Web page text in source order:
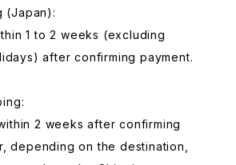
(Japan):
1 to 2 weeks (excluding
after confirming payment.
2 weeks after confirming
depending on the destination,